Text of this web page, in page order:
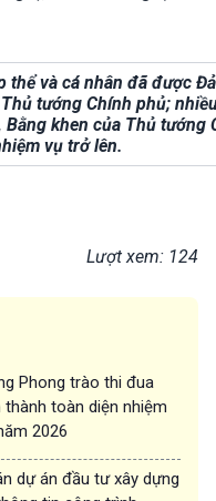
thể và cá nhân đã được
tướng Chính phủ;
khen của Thủ
vụ trở lên.
Lượt xem: 124
Phong trào thi đua
toàn diện nhiệm
2026
dự án đầu tư xây dựng